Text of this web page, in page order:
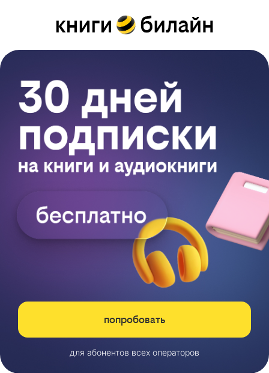
попробовать
для абонентов всех операторов